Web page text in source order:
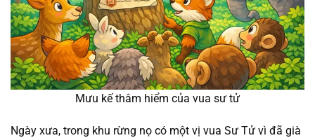
Mưu kế thâm hiểm của vua sư tử
Ngày xưa, trong khu rừng nọ có một vị vua Sư Tử vì đã già